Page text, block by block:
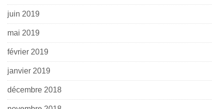
juin 2019
mai 2019
février 2019
janvier 2019
décembre 2018